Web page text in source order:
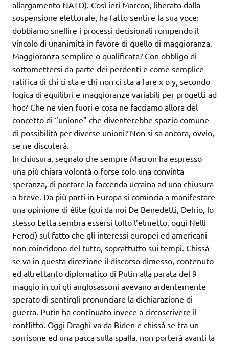
allargamento NATO). Così ieri Marcon, liberato dalla
sospensione elettorale, ha fatto sentire la sua voce:
dobbiamo snellire i processi decisionali rompendo il
vincolo di unanimità in favore di quello di maggioranza.
Maggioranza semplice o qualificata? Con obbligo di
sottomettersi da parte dei perdenti e come semplice
ratifica di chi ci sta e chi non ci sta a fare x o y, secondo
logica di equilibri e maggioranze variabili per progetti ad
hoc? Che ne vien fuori e cosa ne facciamo allora del
concetto di “unione” che diventerebbe spazio comune
di possibilità per diverse unioni? Non si sa ancora, ovvio,
se ne discuterà.
In chiusura, segnalo che sempre Macron ha espresso
una più chiara volontà o forse solo una convinta
speranza, di portare la faccenda ucraina ad una chiusura
a breve. Da più parti in Europa si comincia a manifestare
una opinione di élite (qui da noi De Benedetti, Delrio, lo
stesso Letta sembra essersi tolto l’elmetto, oggi Nelli
Feroci) sul fatto che gli interessi europei ed americani
non coincidono del tutto, soprattutto sui tempi. Chissà
se va in questa direzione il discorso dimesso, contenuto
ed altrettanto diplomatico di Putin alla parata del 9
maggio in cui gli anglosassoni avevano ardentemente
sperato di sentirgli pronunciare la dichiarazione di
guerra. Putin ha continuato invece a circoscrivere il
conflitto. Oggi Draghi va da Biden e chissà se tra un
sorrisone ed una pacca sulla spalla, non porterà avanti la